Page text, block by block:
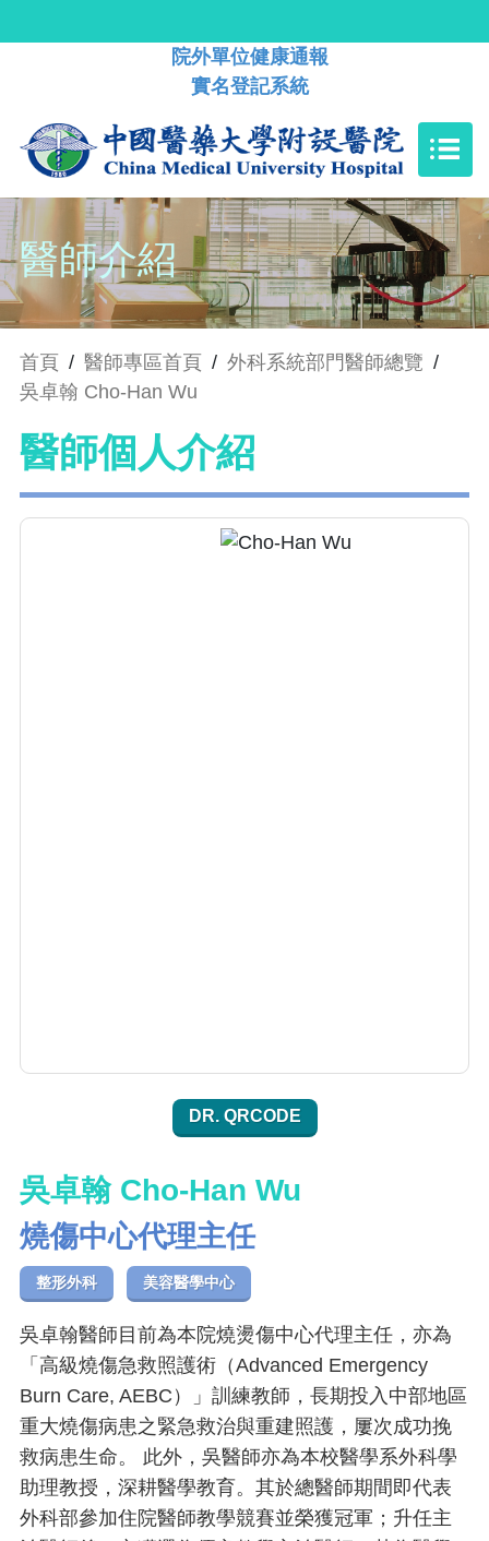
院外單位健康通報
實名登記系統
醫師介紹
首頁 / 醫師專區首頁 / 外科系統部門醫師總覽 /
吳卓翰 Cho-Han Wu
醫師個人介紹
DR. QRCODE
吳卓翰 Cho-Han Wu
燒傷中心代理主任
整形外科 美容醫學中心
吳卓翰醫師目前為本院燒燙傷中心代理主任，亦為
「高級燒傷急救照護術（Advanced Emergency
Burn Care, AEBC）」訓練教師，長期投入中部地區
重大燒傷病患之緊急救治與重建照護，屢次成功挽
救病患生命。 此外，吳醫師亦為本校醫學系外科學
助理教授，深耕醫學教育。其於總醫師期間即代表
外科部參加住院醫師教學競賽並榮獲冠軍；升任主